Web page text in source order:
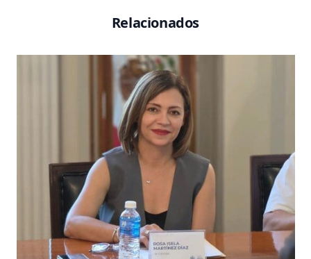
Relacionados